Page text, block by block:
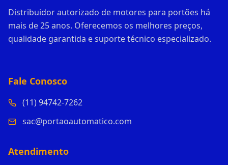
Distribuidor autorizado de motores para portões há
mais de 25 anos. Oferecemos os melhores preços,
qualidade garantida e suporte técnico especializado.
Fale Conosco
(11) 94742-7262
sac@portaoautomatico.com
Atendimento